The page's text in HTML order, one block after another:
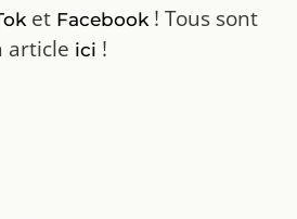
et Facebook! Tous sont
article ici !